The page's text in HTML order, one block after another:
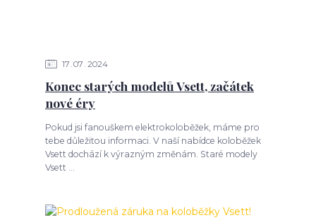
17 07 2024
Konec starých modelů Vsett, začátek
nové éry
Pokud jsi fanouškem elektrokoloběžek, máme pro
tebe důležitou informaci. V naší nabídce koloběžek
Vsett dochází k výrazným změnám. Staré modely
Vsett ...